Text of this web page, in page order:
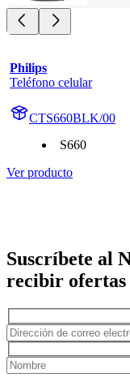
Philips
Teléfono celular
CTS660BLK/00
S660
Ver producto
Suscríbete al
recibir ofertas